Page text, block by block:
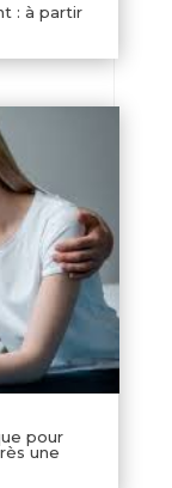
: à partir
pour
une